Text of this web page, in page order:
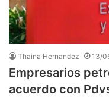
Thaina Hernandez 13/
Empresarios
acuerdo con